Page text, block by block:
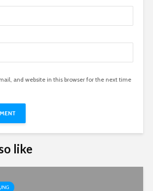
and website in this browser for the next time
like